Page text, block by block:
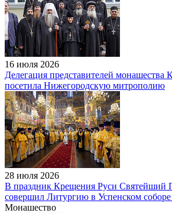
16 июля 2026
Делегация представителей монашества
посетила Нижегородскую митрополию
28 июля 2026
В праздник Крещения Руси Святейший
совершил Литургию в Успенском
Монашество